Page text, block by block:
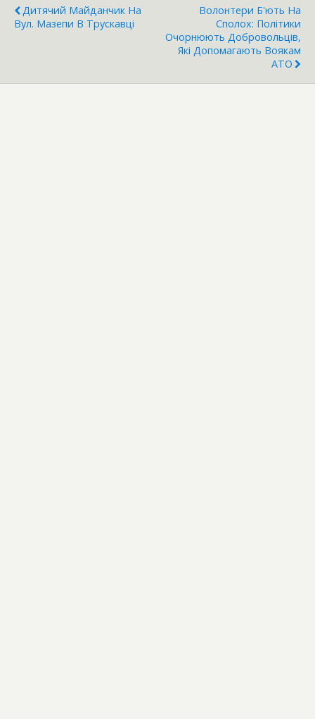
Дитячий Майданчик На
Вул. Мазепи В Трускавці
Волонтери Б'ють На
Сполох: Політики
Очорнюють Добровольців,
Які Допомагають Воякам
АТО